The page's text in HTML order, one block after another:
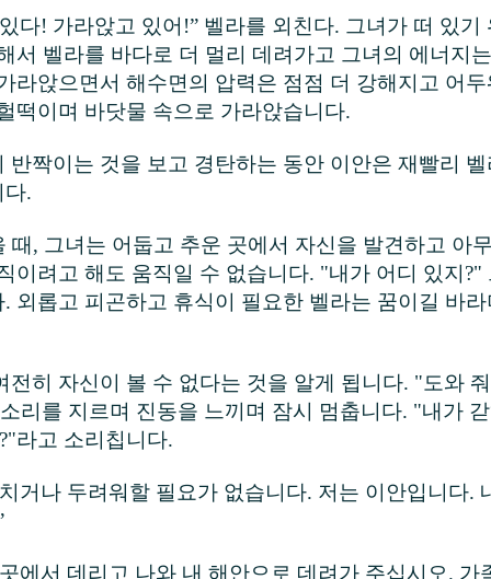
다! 가라앉고 있어!” 벨라를 외친다. 그녀가 떠 있기
서 벨라를 바다로 더 멀리 데려가고 그녀의 에너지
라앉으면서 해수면의 압력은 점점 더 강해지고 어두
떡이며 바닷물 속으로 가라앉습니다.
반짝이는 것을 보고 경탄하는 동안 이안은 재빨리
다.
때, 그녀는 어둡고 추운 곳에서 자신을 발견하고 아
이려고 해도 움직일 수 없습니다. "내가 어디 있지?"
외롭고 피곤하고 휴식이 필요한 벨라는 꿈이길 바
전히 자신이 볼 수 없다는 것을 알게 됩니다. "도와
리를 지르며 진동을 느끼며 잠시 멈춥니다. "내가
라고 소리칩니다.
거나 두려워할 필요가 없습니다. 저는 이안입니다.
에서 데리고 나와 내 해안으로 데려가 주십시오. 가